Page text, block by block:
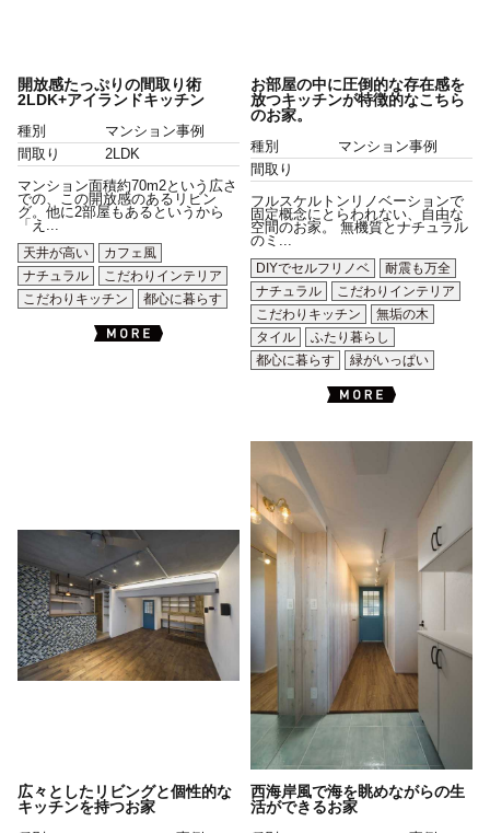
開放感たっぷりの間取り術
2LDK+アイランドキッチン
種別
マンション事例
間取り
2LDK
マンション面積約70m2という広さ
での、この開放感のあるリビン
グ。他に2部屋もあるというから
「え...
天井が高い
カフェ風
ナチュラル
こだわりインテリア
こだわりキッチン
都心に暮らす
お部屋の中に圧倒的な存在感を
放つキッチンが特徴的なこちら
のお家。
種別
マンション事例
間取り
フルスケルトンリノベーションで
固定概念にとらわれない、自由な
空間のお家。 無機質とナチュラル
のミ...
DIYでセルフリノベ
耐震も万全
ナチュラル
こだわりインテリア
こだわりキッチン
無垢の木
タイル
ふたり暮らし
都心に暮らす
緑がいっぱい
広々としたリビングと個性的な
キッチンを持つお家
西海岸風で海を眺めながらの生
活ができるお家